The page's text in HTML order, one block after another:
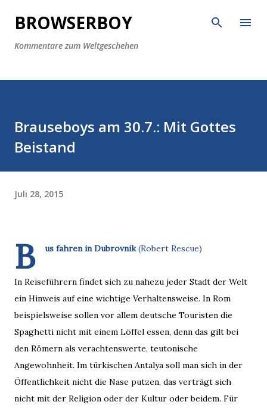
Direkt zum Hauptbereich
BROWSERBOY
Kommentare zum Weltgeschehen
Brauseboys am 30.7.: Mit Gottes
Beistand
Juli 28, 2015
B us fahren in Dubrovnik(Robert Rescue)
In Reiseführern findet sich zu nahezu jeder Stadt der Welt
ein Hinweis auf eine wichtige Verhaltensweise. In Rom
beispielsweise sollen vor allem deutsche Touristen die
Spaghetti nicht mit einem Löffel essen, denn das gilt bei
den Römern als verachtenswerte, teutonische
Angewohnheit. Im türkischen Antalya soll man sich in der
Öffentlichkeit nicht die Nase putzen, das verträgt sich
nicht mit der Religion oder der Kultur oder beidem. Für